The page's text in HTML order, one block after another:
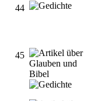
44
45